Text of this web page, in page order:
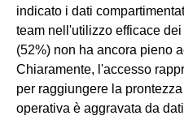
indicato i dati
team nell'utilizzo efficace
(52%) non ha ancora pieno
Chiaramente, l'accesso
per raggiungere la
operativa è aggravata da